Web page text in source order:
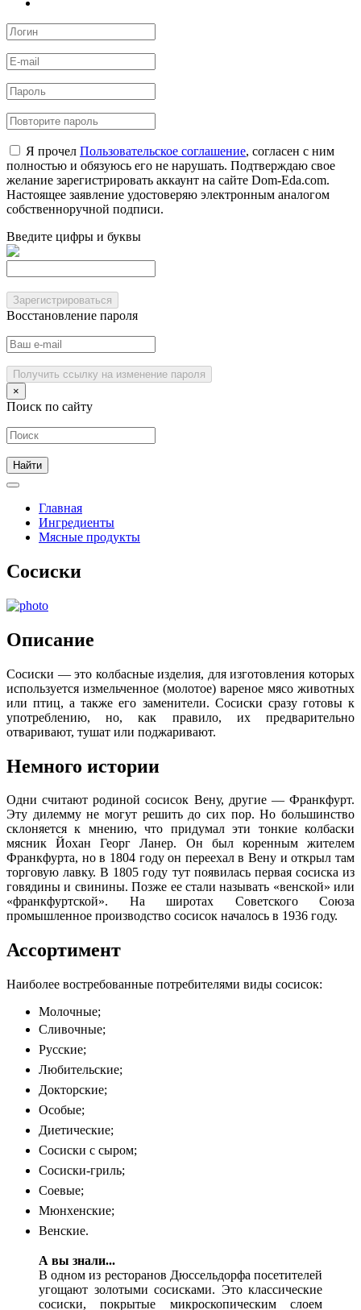
Я прочел Пользовательское соглашение, согласен с ним
полностью и обязуюсь его не нарушать. Подтверждаю свое
желание зарегистрировать аккаунт на сайте Dom-Eda.com.
Настоящее заявление удостоверяю электронным аналогом
собственноручной подписи.
Введите цифры и буквы
Зарегистрироваться
Восстановление пароля
Получить ссылку на изменение пароля
×
Поиск по сайту
Главная
Ингредиенты
Мясные продукты
Сосиски
Описание
Сосиски — это колбасные изделия, для изготовления которых
используется измельченное (молотое) вареное мясо животных
или птиц, а также его заменители. Сосиски сразу готовы к
употреблению, но, как правило, их предварительно
отваривают, тушат или поджаривают.
Немного истории
Одни считают родиной сосисок Вену, другие — Франкфурт.
Эту дилемму не могут решить до сих пор. Но большинство
склоняется к мнению, что придумал эти тонкие колбаски
мясник Йохан Георг Ланер. Он был коренным жителем
Франкфурта, но в 1804 году он переехал в Вену и открыл там
торговую лавку. В 1805 году тут появилась первая сосиска из
говядины и свинины. Позже ее стали называть «венской» или
«франкфуртской». На широтах Советского Союза
промышленное производство сосисок началось в 1936 году.
Ассортимент
Наиболее востребованные потребителями виды сосисок:
Молочные;
Сливочные;
Русские;
Любительские;
Докторские;
Особые;
Диетические;
Сосиски с сыром;
Сосиски-гриль;
Соевые;
Мюнхенские;
Венские.
А вы знали...
В одном из ресторанов Дюссельдорфа посетителей
угощают золотыми сосисками. Это классические
сосиски, покрытые микроскопическим слоем